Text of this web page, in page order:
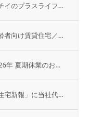
イチイのプラスライフサービス「 オーナーアプリ」導入のお知らせ
高齢者向け賃貸住宅／取り扱い戸数（2026年）
2026年 夏期休業のお知らせ
「住宅新報」に当社代表の取材記事が掲載されました（2026年6月23日号）